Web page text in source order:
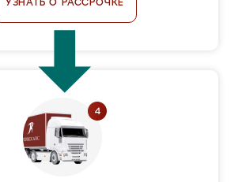
УЗНАТЬ О РАССРОЧКЕ